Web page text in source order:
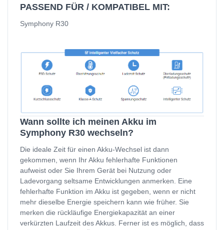
PASSEND FÜR / KOMPATIBEL MIT:
Symphony R30
Wann sollte ich meinen Akku im
Symphony R30 wechseln?
Die ideale Zeit für einen Akku-Wechsel ist dann
gekommen, wenn Ihr Akku fehlerhafte Funktionen
aufweist oder Sie Ihrem Gerät bei Nutzung oder
Ladevorgang seltsame Entwicklungen anmerken. Eine
fehlerhafte Funktion im Akku ist gegeben, wenn er nicht
mehr dieselbe Energie speichern kann wie früher. Sie
merken die rückläufige Energiekapazität an einer
verkürzten Laufzeit des Akkus. Ferner ist es möglich, dass